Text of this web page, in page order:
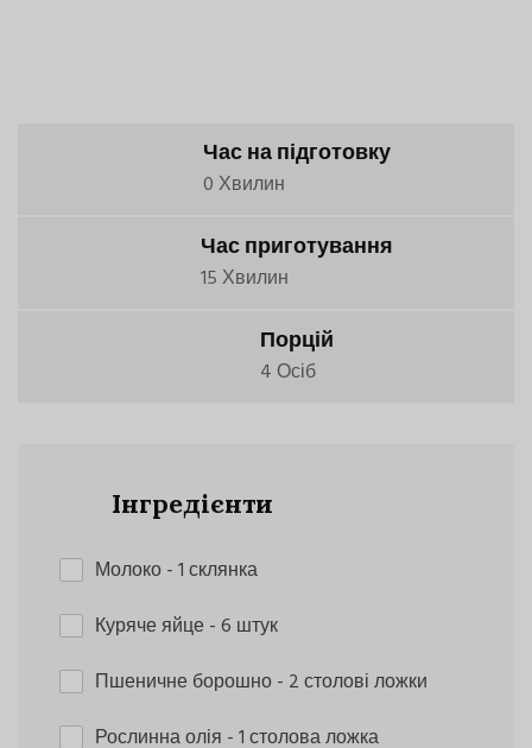
Час на підготовку
0 Хвилин
Час приготування
15 Хвилин
Порцій
4 Осіб
Інгредієнти
Молоко- 1 склянка
Куряче яйце- 6 штук
Пшеничне борошно- 2 столові ложки
Рослинна олія - 1 столова ложка